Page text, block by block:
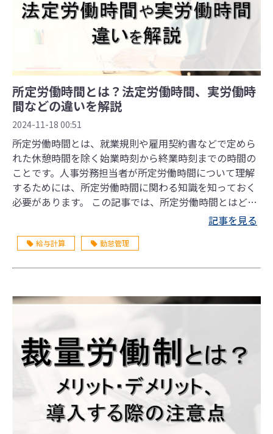
所定労働時間とは？法定労働時間、実労働時
間などの違いを解説
2024-11-18 00:51
所定労働時間とは、就業規則や雇用契約書などで定めら
れた休憩時間を除く始業時刻から終業時刻までの時間の
ことです。人事労務担当者が所定労働時間について理解
するためには、所定労働時間に関わる知識を知っておく
必要があります。 この記事では、所定労働時間とはどの
ような労働時間なのかや、法定労働時間との違いなどに
記事を見る
給与計算 勤怠管理